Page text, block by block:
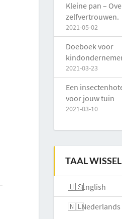
Kleine pan –
zelfvertrouwen.
2021-05-02
Doeboek voor
2021-03-23
Een
voor jouw tuin
2021-03-10
TAAL
English
Nederlands